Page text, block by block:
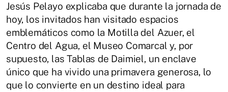
Jesús Pelayo explicaba que durante la jornada de
hoy, los invitados han visitado espacios
emblemáticos como la Motilla del Azuer, el
Centro del Agua, el Museo Comarcal y, por
supuesto, las Tablas de Daimiel, un enclave
único que ha vivido una primavera generosa, lo
que lo convierte en un destino ideal para